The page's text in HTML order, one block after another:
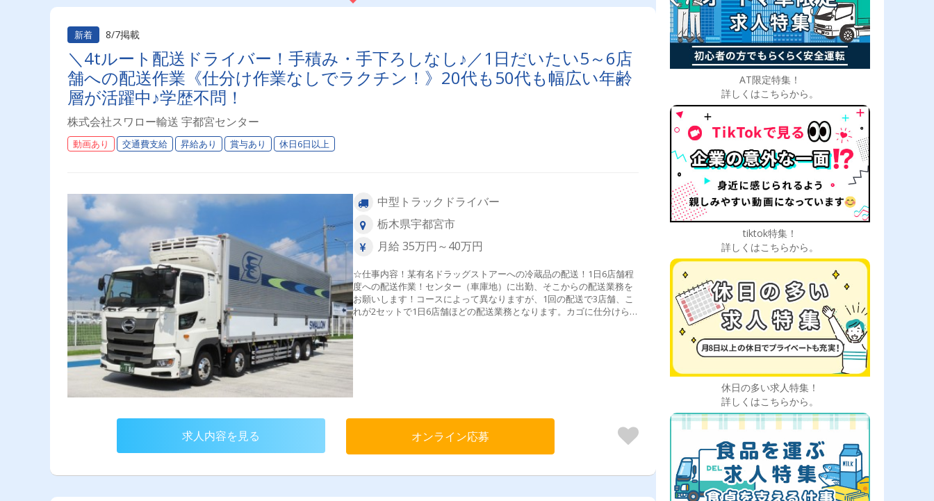
新着 8/7掲載
＼4tルート配送ドライバー！手積み・手下ろしなし♪／1日だいたい5～6店
舗への配送作業《仕分け作業なしでラクチン！》20代も50代も幅広い年齢
層が活躍中♪学歴不問！
株式会社スワロー輸送 宇都宮センター
動画あり 交通費支給 昇給あり 賞与あり 休日6日以上
中型トラックドライバー
栃木県宇都宮市
月給 35万円～40万円
☆仕事内容！某有名ドラッグストアーへの冷蔵品の配送！1日6店舗程
度への配送作業！センター（車庫地）に出勤、そこからの配送業務を
お願いします！コースによって異なりますが、1回の配送で3店舗、こ
れが2セットで1日6店舗ほどの配送業務となります。カゴに仕分けら
れている商品を積み込むので、簡単サクサク(^^♪身体への負担も少な
いお仕事で～す手積み・手下ろし一切なし！まじイージー(^ｗ^♪身体
への負担も少ないお仕事で～すちょ～イージー！☆旧普通免許・中型
求人内容を見る オンライン応募
AT限定特集！
詳しくはこちらから。
tiktok特集！
詳しくはこちらから。
休日の多い求人特集！
詳しくはこちらから。